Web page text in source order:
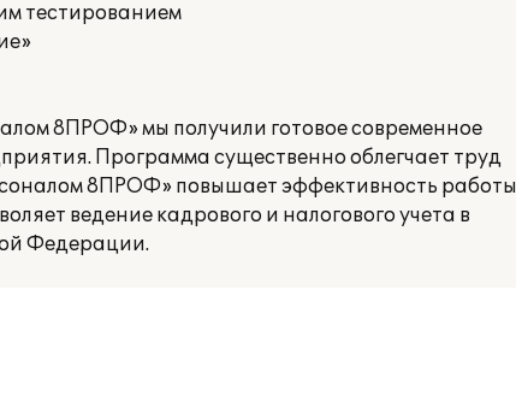
тестированием
8ПРОФ» мы получили готовое современное
Программа существенно облегчает труд
8ПРОФ» повышает эффективность работы
ведение кадрового и налогового учета в
Федерации.